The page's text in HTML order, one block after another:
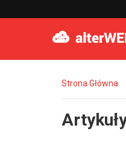
Strona Główna